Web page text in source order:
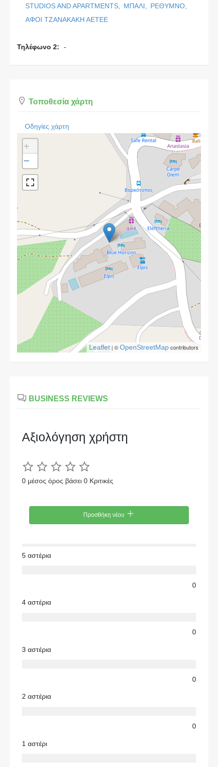
STUDIOS AND APARTMENTS, ΜΠΑΛΙ,
ΡΕΘΥΜΝΟ,
ΑΦΟΙ ΤΖΑΝΑΚΑΚΗ ΑΕΤΕΕ
Τηλέφωνο 2: -
Τοποθεσία χάρτη
Οδηγίες χάρτη
+
−
Leaflet | ©OpenStreetMapcontributors
BUSINESS REVIEWS
Αξιολόγηση χρήστη
0 μέσος όρος βάσει 0 Κριτικές
Προσθήκη νέου
5 αστέρια
0
4 αστέρια
0
3 αστέρια
0
2 αστέρια
0
1 αστέρι